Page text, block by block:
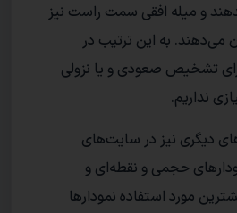
و میله افقی سمت راست نیز
می‌دهند. به این ترتیب در
تشخیص صعودی و یا نزولی
نداریم.
دیگری نیز در سایت‌های
حجمی و نقطه‌ای و
مورد استفاده نمودارها